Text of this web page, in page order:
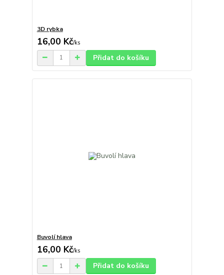
3D rybka
16,00 Kč/ks
Přidat do košíku
Buvolí hlava
16,00 Kč/ks
Přidat do košíku